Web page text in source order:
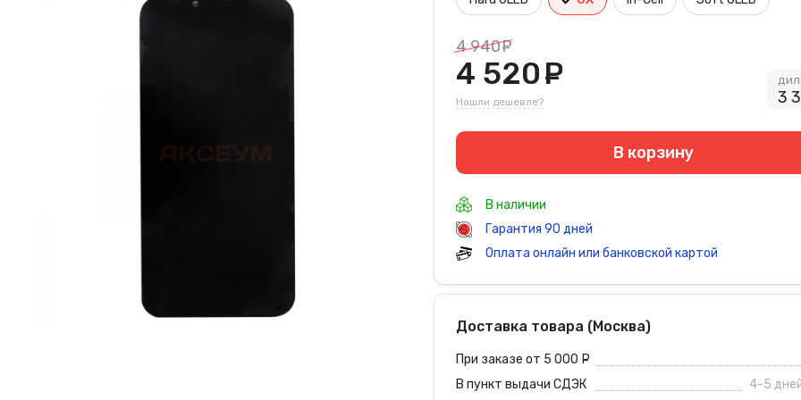
4 940
4 520
Нашли дешевле? 3
В корзину
В наличии
Гарантия 90 дней
Оплата онлайн или банковской картой
Доставка товара (Москва)
При заказе от 5 000
В пункт выдачи СДЭК
4-5